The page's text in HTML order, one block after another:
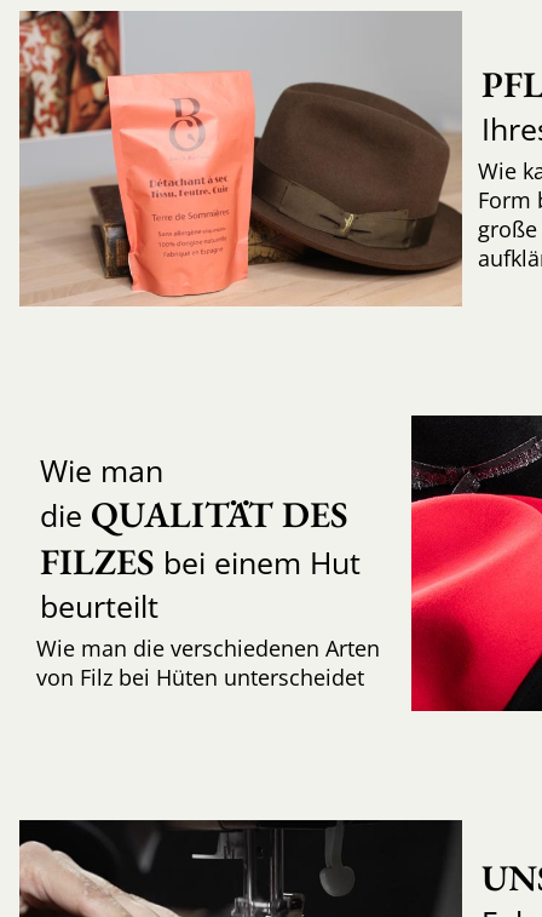
Wie
Form
Wie man
die QUALITÄT DES
FILZES bei einem Hut
beurteilt
Wie man die verschiedenen Arten
von Filz bei Hüten unterscheidet